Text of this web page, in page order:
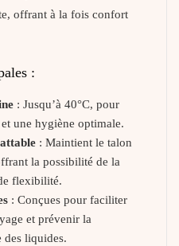
offrant à la fois confort
:
: Jusqu’à 40°C, pour
une hygiène optimale.
: Maintient le talon
la possibilité de la
flexibilité.
: Conçues pour faciliter
et prévenir la
des liquides.